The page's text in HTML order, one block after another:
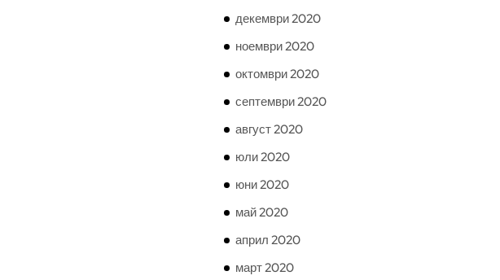
декември 2020
ноември 2020
октомври 2020
септември 2020
август 2020
юли 2020
юни 2020
май 2020
април 2020
март 2020